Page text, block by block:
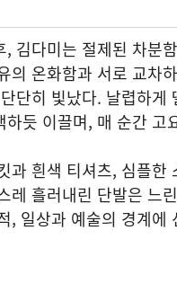
김다미는 절제된 차분
의 온화함과 서로 교차
단히 빛났다. 날렵하게
듯 이끌며, 매 순간 고
과 흰색 티셔츠, 심플한
레 흘러내린 단발은 느
, 일상과 예술의 경계에